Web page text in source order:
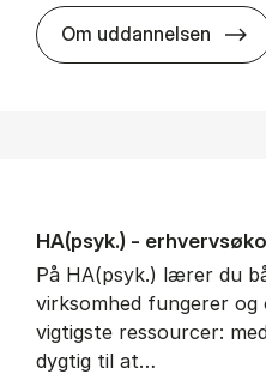
Om uddannelsen
HA(psyk.) -
På HA(psyk.) lærer du
virksomhed fungerer og
vigtigste ressourcer:
dygtig til at…